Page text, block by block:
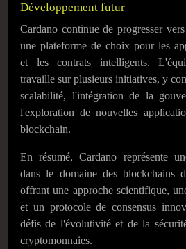
Développement futur
Cardano continue de progresser
une plateforme de choix pour les
et les contrats intelligents.
travaille sur plusieurs initiatives, y
scalabilité, l'intégration de la
l'exploration de nouvelles
blockchain.
En résumé, Cardano représente
dans le domaine des blockchains
offrant une approche scientifique,
et un protocole de consensus
défis de l'évolutivité et de la
cryptomonnaies.